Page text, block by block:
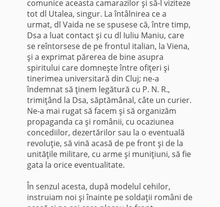
comunice aceasta camarazilor şi să-l viziteze
tot dl Utalea, singur. La în­tâlnirea ce a
urmat, dl Vaida ne se spusese că, între timp,
Dsa a luat contact şi cu dl Iuliu Maniu, care
se reîntorsese de pe frontul italian, la Viena,
şi a exprimat părerea de bine asupra
spiritului care domneşte între ofiţeri şi
tinerimea universitară din Cluj; ne-a
îndemnat să ţinem legătură cu P. N. R.,
trimiţând la Dsa, săptămânal, câte un curier.
Ne-a mai rugat să facem şi să organizăm
propaganda ca şi românii, cu ocaziunea
concediilor, dezertărilor sau la o eventuală
revoluţie, să vină acasă de pe front şi de la
unităţile militare, cu arme şi muniţiuni, să fie
gata la orice eventualitate.
În senzul acesta, după modelul cehilor,
instruiam noi şi înainte pe soldaţii români de